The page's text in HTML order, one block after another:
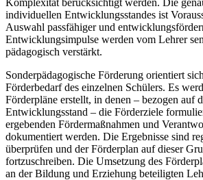
individuellen Entwicklungsstandes ist
Auswahl passfähiger und
Entwicklungsimpulse werden vom Lehrer
pädagogisch verstärkt.
Sonderpädagogische Förderung orientiert
Förderbedarf des einzelnen Schülers. Es
Förderpläne erstellt, in denen – bezogen auf
Entwicklungsstand – die Förderziele
ergebenden Fördermaßnahmen und
dokumentiert werden. Die Ergebnisse sind
überprüfen und der Förderplan auf dieser
fortzuschreiben. Die Umsetzung des
an der Bildung und Erziehung beteiligten